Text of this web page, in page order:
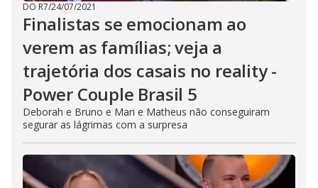
DO R7/24/07/2021
Finalistas se emocionam ao
verem as famílias; veja a
trajetória dos casais no reality -
Power Couple Brasil 5
Deborah e Bruno e Mari e Matheus não conseguiram
segurar as lágrimas com a surpresa